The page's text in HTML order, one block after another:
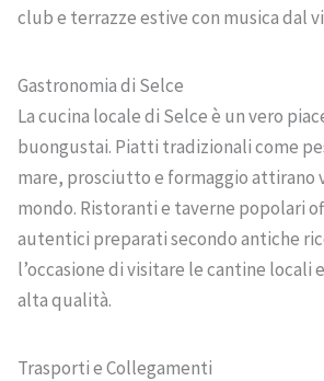
club e terrazze estive con musica dal
Gastronomia di Selce
La cucina locale di Selce è un vero
buongustai. Piatti tradizionali come
mare, prosciutto e formaggio
mondo. Ristoranti e taverne popolari
autentici preparati secondo antiche
l’occasione di visitare le cantine locali
alta qualità.
Trasporti e Collegamenti